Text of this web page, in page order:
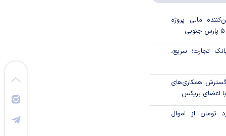
مالی پروژه
تجارت؛ سریع،
گسترش همکاری‌های
اعضای بریکس
میلیارد تومان از اموال